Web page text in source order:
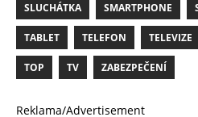
SLUCHÁTKA SMARTPHONE
TABLET TELEFON TELEVIZE
TOP TV ZABEZPEČENÍ
Reklama/Advertisement